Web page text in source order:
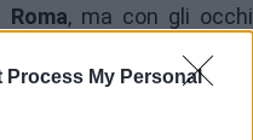
Process My Personal
, ma con gli occhi
di 24 Grand Slam,
Carlos Alcaraz, vuole